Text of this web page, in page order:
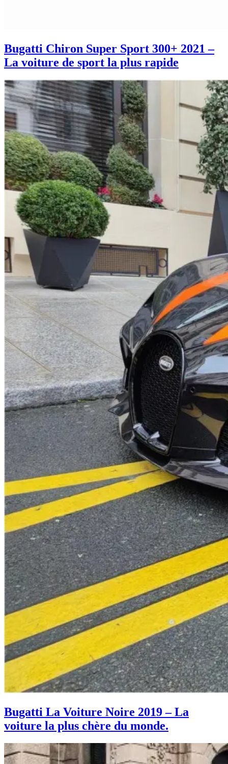
Bugatti Chiron Super Sport 300+ 2021 –
La voiture de sport la plus rapide
Bugatti La Voiture Noire 2019 – La
voiture la plus chère du monde.